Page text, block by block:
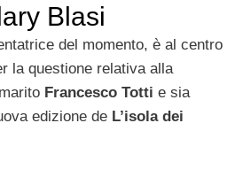
Blasi
del momento, è al centro
la questione relativa alla
Francesco Totti e sia
edizione de L’isola dei